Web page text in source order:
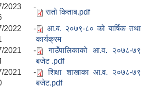
2023 -
रातो किताब.pdf
2022 -
आ.ब. २०७९-८० को बार्षिक तथा
कार्यक्रम
2021 -
गाउँपालिकाको आ.व. २०७८-७९
बजेट .pdf
2021 -
शिक्षा शाखाका आ.व. २०७८-७९
बजेट.pdf